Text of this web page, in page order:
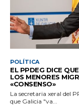
POLÍTICA
EL PPDEG DICE
LOS MENORES
«CONSENSO»
La secretaria xeral del
que Galicia "va...